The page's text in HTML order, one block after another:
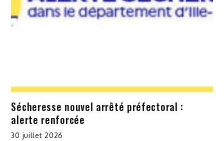
Sécheresse nouvel arrêté préfectoral :
alerte renforcée
30 juillet 2026